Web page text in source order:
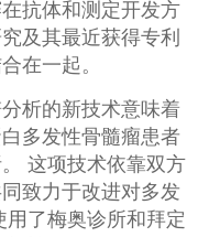
抗体和测定开发方
及其最近获得专利
在一起。
析的新技术意味着
多发性骨髓瘤患者
这项技术依靠双方
致力于改进对多发
了梅奥诊所和拜定